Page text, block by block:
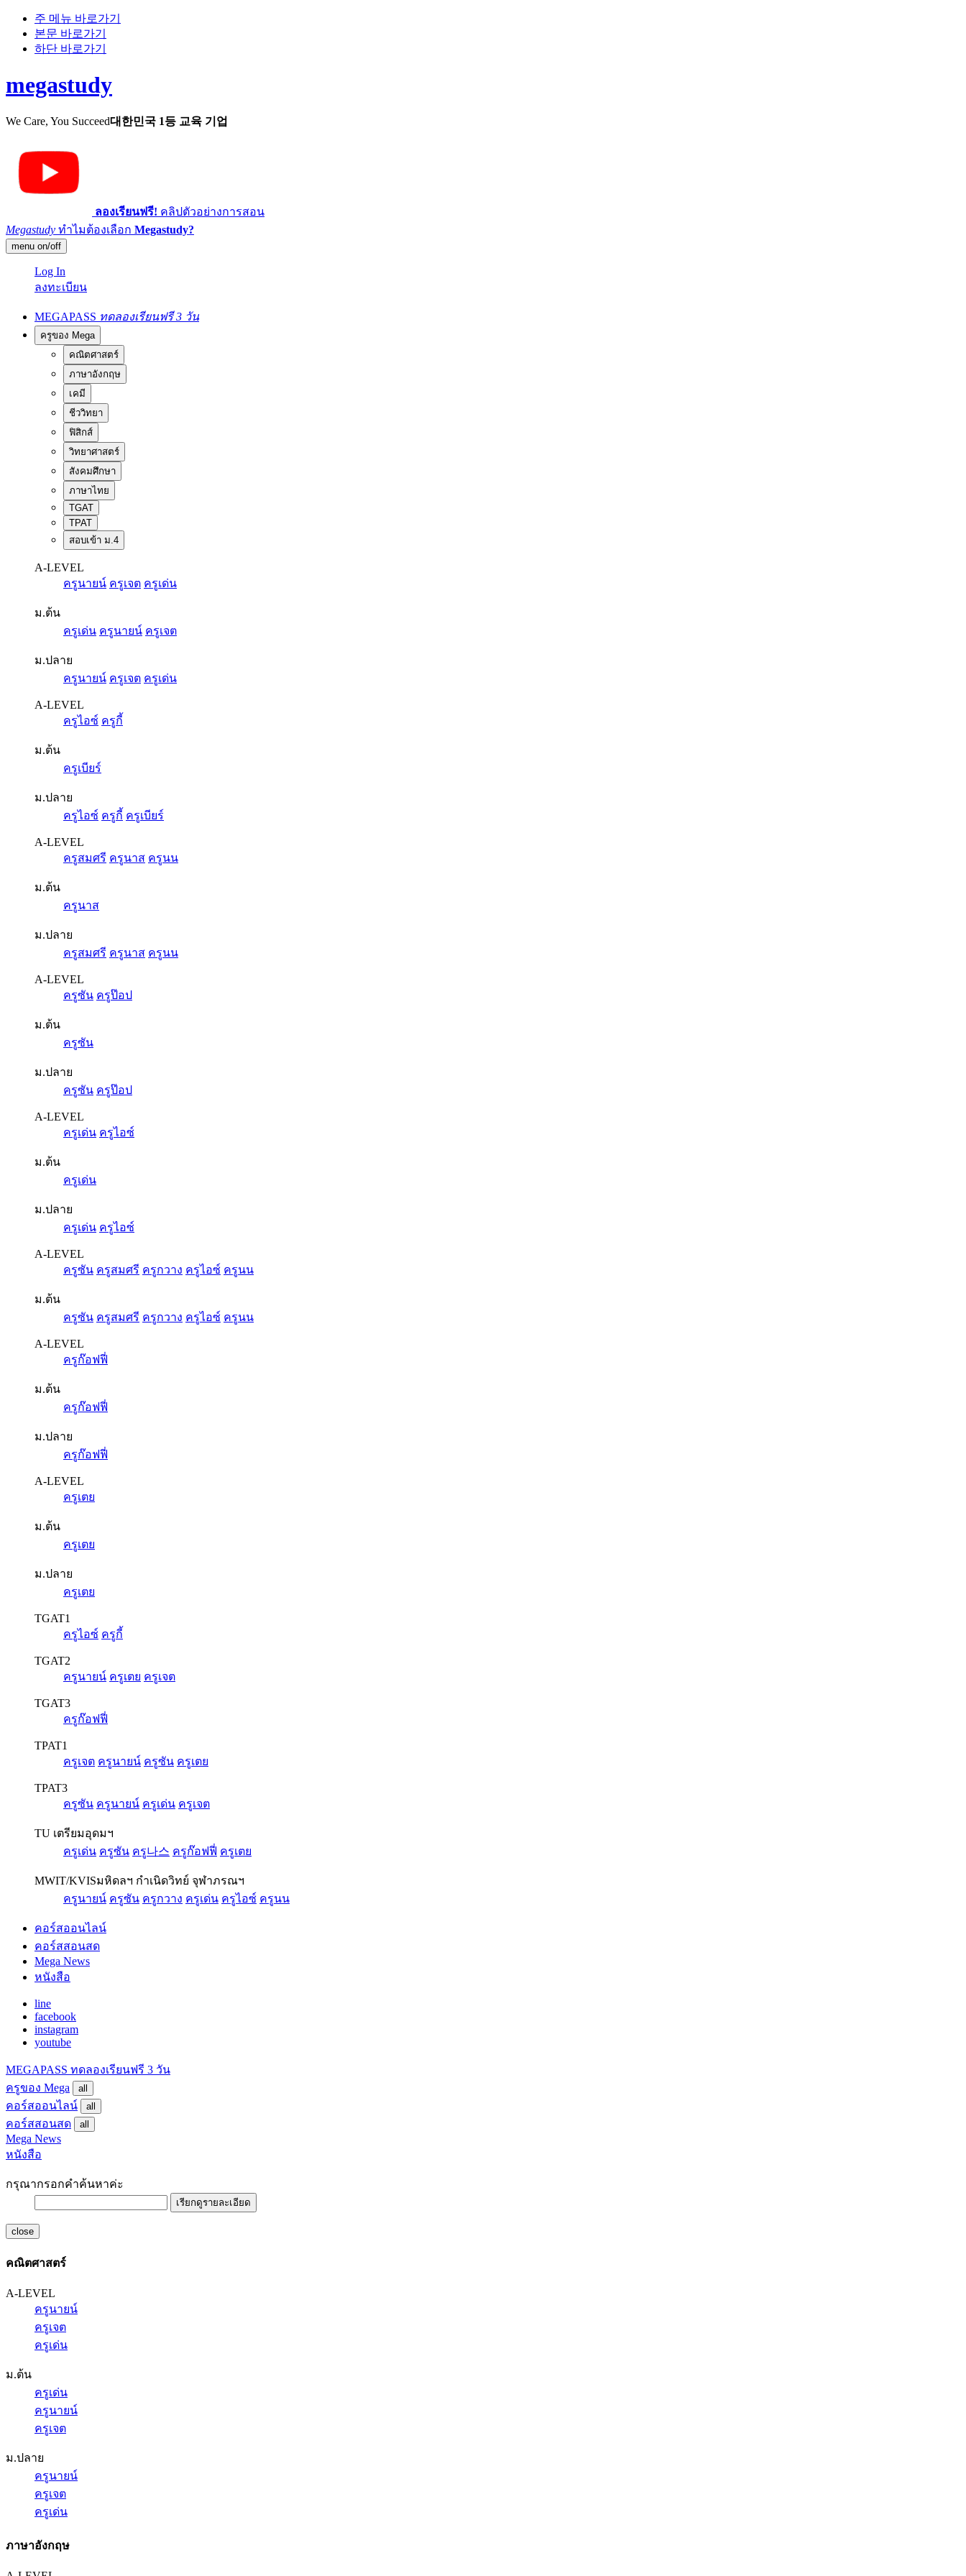
주 메뉴 바로가기
본문 바로가기
하단 바로가기
megastudy
We Care, You Succeed대한민국 1등 교육 기업
ลองเรียนฟรี! คลิปตัวอย่างการสอน
Megastudy ทำไมต้องเลือก Megastudy?
menu on/off
Log In
ลงทะเบียน
MEGAPASS ทดลองเรียนฟรี 3 วัน
ครูของ Mega
คณิตศาสตร์
ภาษาอังกฤษ
เคมี
ชีววิทยา
ฟิสิกส์
วิทยาศาสตร์
สังคมศึกษา
ภาษาไทย
TGAT
TPAT
สอบเข้า ม.4
A-LEVEL
ครูนายน์ ครูเจต ครูเด่น
ม.ต้น
ครูเด่น ครูนายน์ ครูเจต
ม.ปลาย
ครูนายน์ ครูเจต ครูเด่น
A-LEVEL
ครูไอซ์ ครูกี้
ม.ต้น
ครูเบียร์
ม.ปลาย
ครูไอซ์ ครูกี้ ครูเบียร์
A-LEVEL
ครูสมศรี ครูนาส ครูนน
ม.ต้น
ครูนาส
ม.ปลาย
ครูสมศรี ครูนาส ครูนน
A-LEVEL
ครูซัน ครูป๊อป
ม.ต้น
ครูซัน
ม.ปลาย
ครูซัน ครูป๊อป
A-LEVEL
ครูเด่น ครูไอซ์
ม.ต้น
ครูเด่น
ม.ปลาย
ครูเด่น ครูไอซ์
A-LEVEL
ครูซัน ครูสมศรี ครูกวาง ครูไอซ์ ครูนน
ม.ต้น
ครูซัน ครูสมศรี ครูกวาง ครูไอซ์ ครูนน
A-LEVEL
ครูก๊อฟฟี่
ม.ต้น
ครูก๊อฟฟี่
ม.ปลาย
ครูก๊อฟฟี่
A-LEVEL
ครูเตย
ม.ต้น
ครูเตย
ม.ปลาย
ครูเตย
TGAT1
ครูไอซ์ ครูกี้
TGAT2
ครูนายน์ ครูเตย ครูเจต
TGAT3
ครูก๊อฟฟี่
TPAT1
ครูเจต ครูนายน์ ครูซัน ครูเตย
TPAT3
ครูซัน ครูนายน์ ครูเด่น ครูเจต
TU เตรียมอุดมฯ
ครูเด่น ครูซัน ครู나스 ครูก๊อฟฟี่ ครูเตย
MWIT/KVISมหิดลฯ กำเนิดวิทย์ จุฬาภรณฯ
ครูนายน์ ครูซัน ครูกวาง ครูเด่น ครูไอซ์ ครูนน
คอร์สออนไลน์
คอร์สสอนสด
Mega News
หนังสือ
line
facebook
instagram
youtube
MEGAPASS ทดลองเรียนฟรี 3 วัน
ครูของ Mega
all
คอร์สออนไลน์ all
คอร์สสอนสด all
Mega News
หนังสือ
กรุณากรอกคำค้นหาค่ะ
เรียกดูรายละเอียด
close
คณิตศาสตร์
A-LEVEL
ครูนายน์
ครูเจต
ครูเด่น
ม.ต้น
ครูเด่น
ครูนายน์
ครูเจต
ม.ปลาย
ครูนายน์
ครูเจต
ครูเด่น
ภาษาอังกฤษ